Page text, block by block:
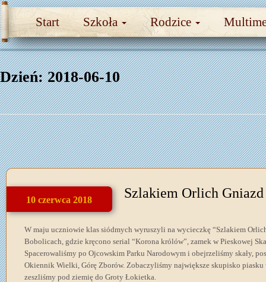
Start Szkoła Rodzice
Dzień:2018-06-10
10 czerwca 2018 Szlakiem Orlich Gniazd
W maju uczniowie klas siódmych wyruszyli na wycieczkę “Szlakiem
Bobolicach, gdzie kręcono serial “Korona królów”, zamek w Pieskowej
Spacerowaliśmy po Ojcowskim Parku Narodowym i obejrzeliśmy skały,
Okiennik Wielki, Górę Zborów. Zobaczyliśmy największe skupisko piasku
zeszliśmy pod ziemię do Groty Łokietka.